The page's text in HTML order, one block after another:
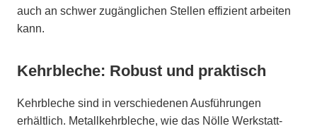
auch an schwer zugänglichen Stellen effizient arbeiten
kann.
Kehrbleche: Robust und praktisch
Kehrbleche sind in verschiedenen Ausführungen
erhältlich. Metallkehrbleche, wie das Nölle Werkstatt-